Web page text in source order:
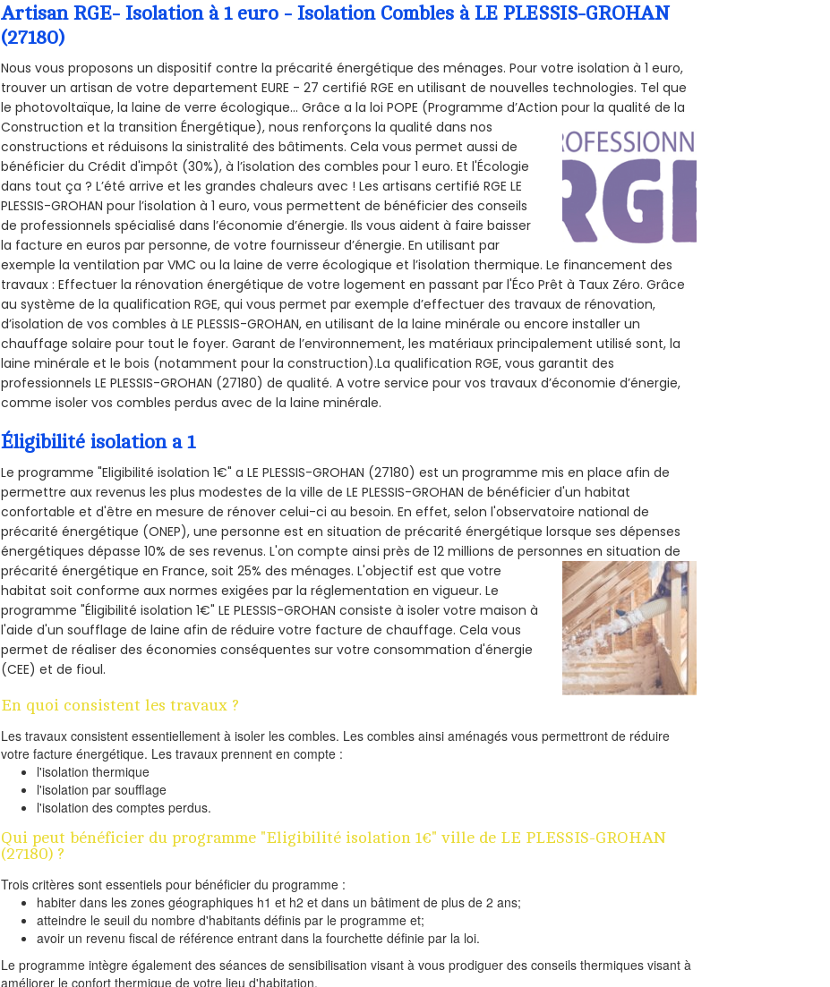
Artisan RGE- Isolation à 1 euro - Isolation Combles à LE PLESSIS-GROHAN
(27180)
Nous vous proposons un dispositif contre la précarité énergétique des ménages. Pour votre isolation à 1 euro,
trouver un artisan de votre departement EURE - 27 certifié RGE en utilisant de nouvelles technologies. Tel que
le photovoltaïque, la laine de verre écologique... Grâce a la loi POPE (Programme d’Action pour la qualité de la
Construction et la transition Énergétique), nous renforçons la qualité dans nos
constructions et réduisons la sinistralité des bâtiments. Cela vous permet aussi de
bénéficier du Crédit d'impôt (30%), à l’isolation des combles pour 1 euro. Et l'Écologie
dans tout ça ? L’été arrive et les grandes chaleurs avec ! Les artisans certifié RGE LE
PLESSIS-GROHAN pour l’isolation à 1 euro, vous permettent de bénéficier des conseils
de professionnels spécialisé dans l’économie d’énergie. Ils vous aident à faire baisser
la facture en euros par personne, de votre fournisseur d’énergie. En utilisant par
exemple la ventilation par VMC ou la laine de verre écologique et l’isolation thermique. Le financement des
travaux : Effectuer la rénovation énergétique de votre logement en passant par l'Éco Prêt à Taux Zéro. Grâce
au système de la qualification RGE, qui vous permet par exemple d’effectuer des travaux de rénovation,
d’isolation de vos combles à LE PLESSIS-GROHAN, en utilisant de la laine minérale ou encore installer un
chauffage solaire pour tout le foyer. Garant de l’environnement, les matériaux principalement utilisé sont, la
laine minérale et le bois (notamment pour la construction).La qualification RGE, vous garantit des
professionnels LE PLESSIS-GROHAN (27180) de qualité. A votre service pour vos travaux d’économie d’énergie,
comme isoler vos combles perdus avec de la laine minérale.
Éligibilité isolation a 1
Le programme "Eligibilité isolation 1€" a LE PLESSIS-GROHAN (27180) est un programme mis en place afin de
permettre aux revenus les plus modestes de la ville de LE PLESSIS-GROHAN de bénéficier d'un habitat
confortable et d'être en mesure de rénover celui-ci au besoin. En effet, selon l'observatoire national de
précarité énergétique (ONEP), une personne est en situation de précarité énergétique lorsque ses dépenses
énergétiques dépasse 10% de ses revenus. L'on compte ainsi près de 12 millions de personnes en situation de
précarité énergétique en France, soit 25% des ménages.L'objectif est que votre
habitat soit conforme aux normes exigées par la réglementation en vigueur. Le
programme "Éligibilité isolation 1€" LE PLESSIS-GROHAN consiste à isoler votre maison à
l'aide d'un soufflage de laine afin de réduire votre facture de chauffage. Cela vous
permet de réaliser des économies conséquentes sur votre consommation d'énergie
(CEE) et de fioul.
En quoi consistent les travaux ?
Les travaux consistent essentiellement à isoler les combles. Les combles ainsi aménagés vous permettront de réduire
votre facture énergétique. Les travaux prennent en compte :
l'isolation thermique
l'isolation par soufflage
l'isolation des comptes perdus.
Qui peut bénéficier du programme "Eligibilité isolation 1€" ville de LE PLESSIS-GROHAN
(27180) ?
Trois critères sont essentiels pour bénéficier du programme :
habiter dans les zones géographiques h1 et h2 et dans un bâtiment de plus de 2 ans;
atteindre le seuil du nombre d'habitants définis par le programme et;
avoir un revenu fiscal de référence entrant dans la fourchette définie par la loi.
Le programme intègre également des séances de sensibilisation visant à vous prodiguer des conseils thermiques visant à
améliorer le confort thermique de votre lieu d'habitation.